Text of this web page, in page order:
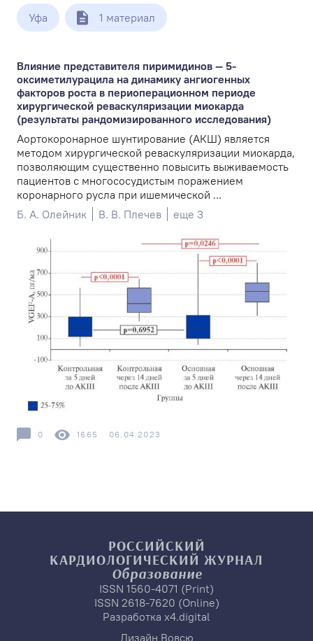
Уфа 1 материал
Влияние представителя пиримидинов — 5-
оксиметилурацила на динамику ангиогенных
факторов роста в периоперационном периоде
хирургической реваскуляризации миокарда
(результаты рандомизированного исследования)
Аортокоронарное шунтирование (АКШ) является
методом хирургической реваскуляризации миокарда,
позволяющим существенно повысить выживаемость
пациентов с многососудистым поражением
коронарного русла при ишемической ...
Б. А. Олейник
В. В. Плечев еще 3
0 1665 06.04.2023
РОССИЙСКИЙ
КАРДИОЛОГИЧЕСКИЙ ЖУРНАЛ
Образование
ISSN 1560-4071 (Print)
ISSN 2618-7620 (Online)
Разработка x4.digital
Дизайн Вовсю